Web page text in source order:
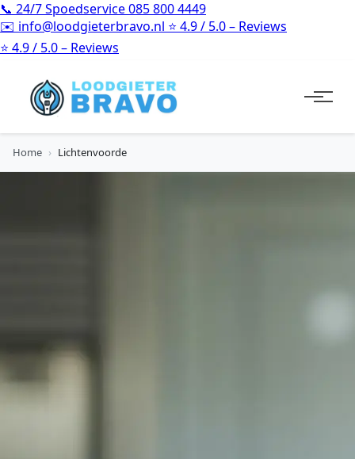
📞 24/7 Spoedservice085 800 4449
✉️ info@loodgieterbravo.nl ⭐ 4.9 / 5.0 – Reviews
⭐ 4.9 / 5.0 – Reviews
Home › Lichtenvoorde